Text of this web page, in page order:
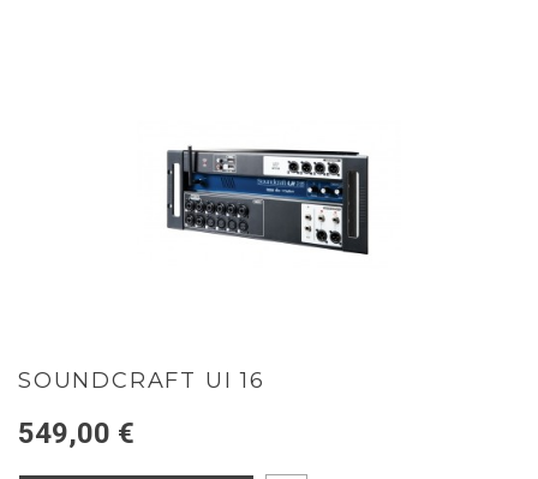
SOUNDCRAFT UI 16
549,00 €